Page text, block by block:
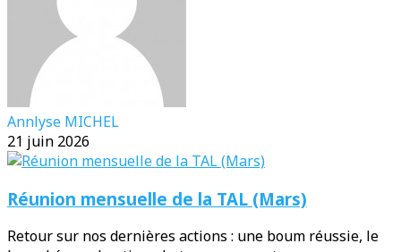
Annlyse MICHEL
21 juin 2026
Réunion mensuelle de la TAL (Mars)
Retour sur nos dernières actions : une boum réussie, le